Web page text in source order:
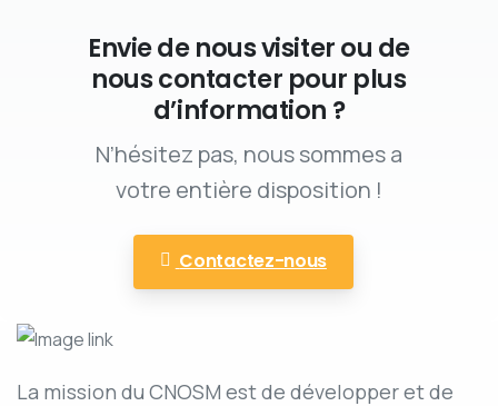
Envie de nous visiter ou de
nous contacter pour plus
d’information ?
N’hésitez pas, nous sommes a
votre entière disposition !
Contactez-nous
La mission du CNOSM est de développer et de